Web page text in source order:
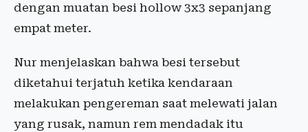
dengan muatan besi hollow 3x3 sepanjang
empat meter.
Nur menjelaskan bahwa besi tersebut
diketahui terjatuh ketika kendaraan
melakukan pengereman saat melewati jalan
yang rusak, namun rem mendadak itu